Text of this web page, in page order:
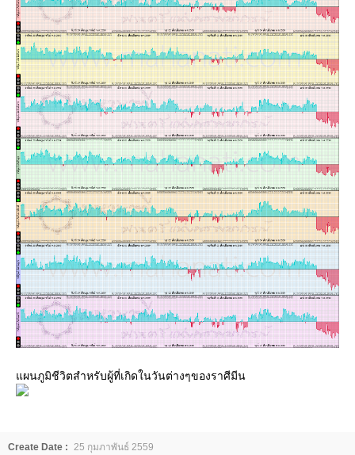
ผนภูมิชีวิตสำหรับผู้ที่เกิดในวันต่างๆของราศีมีน
Create Date : 25 กุมภาพันธ์ 2559